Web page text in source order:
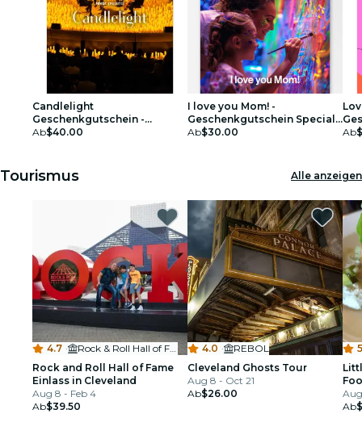
Candlelight
Geschenkgutschein -
Cleveland
Ab$40.00
I love you Mom! -
Geschenkgutschein Special
Edition
Ab$30.00
Ab
Tourismus Alle anzeigen
4.7 ·
Rock & Roll Hall of Fame
Rock and Roll Hall of Fame
Einlass in Cleveland
Aug 8 - Feb 4
Ab$39.50
4.0 ·
REBOL
Cleveland Ghosts Tour
Aug 8 - Oct 21
Ab$26.00
Ab